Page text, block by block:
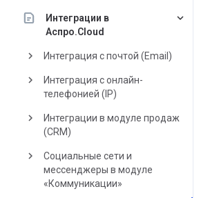
Интеграции в
Аспро.Cloud
keyboard_arrow_down
keyboard_arrow_right Интеграция с почтой (Email)
keyboard_arrow_right
Интеграция с онлайн-
телефонией (IP)
keyboard_arrow_right
Интеграции в модуле продаж
(CRM)
keyboard_arrow_right
Социальные сети и
мессенджеры в модуле
«Коммуникации»